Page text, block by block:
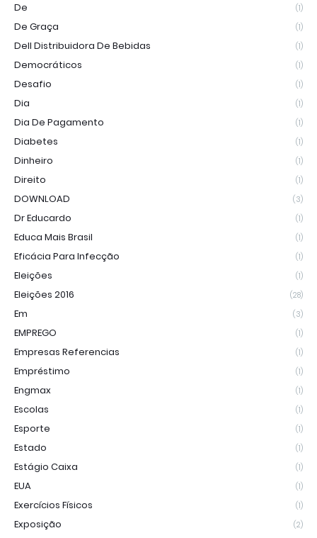
De (1)
De Graça (1)
Dell Distribuidora De Bebidas (1)
Democráticos (1)
Desafio (1)
Dia (1)
Dia De Pagamento (1)
Diabetes (1)
Dinheiro (1)
Direito (1)
DOWNLOAD (3)
Dr Educardo (1)
Educa Mais Brasil (1)
Eficácia Para Infecção (1)
Eleições (1)
Eleições 2016 (28)
Em (3)
EMPREGO (1)
Empresas Referencias (1)
Empréstimo (1)
Engmax (1)
Escolas (1)
Esporte (1)
Estado (1)
Estágio Caixa (1)
EUA (1)
Exercícios Físicos (1)
Exposição (2)